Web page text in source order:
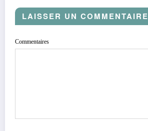
LAISSER UN COMMENTAIRE
Commentaires